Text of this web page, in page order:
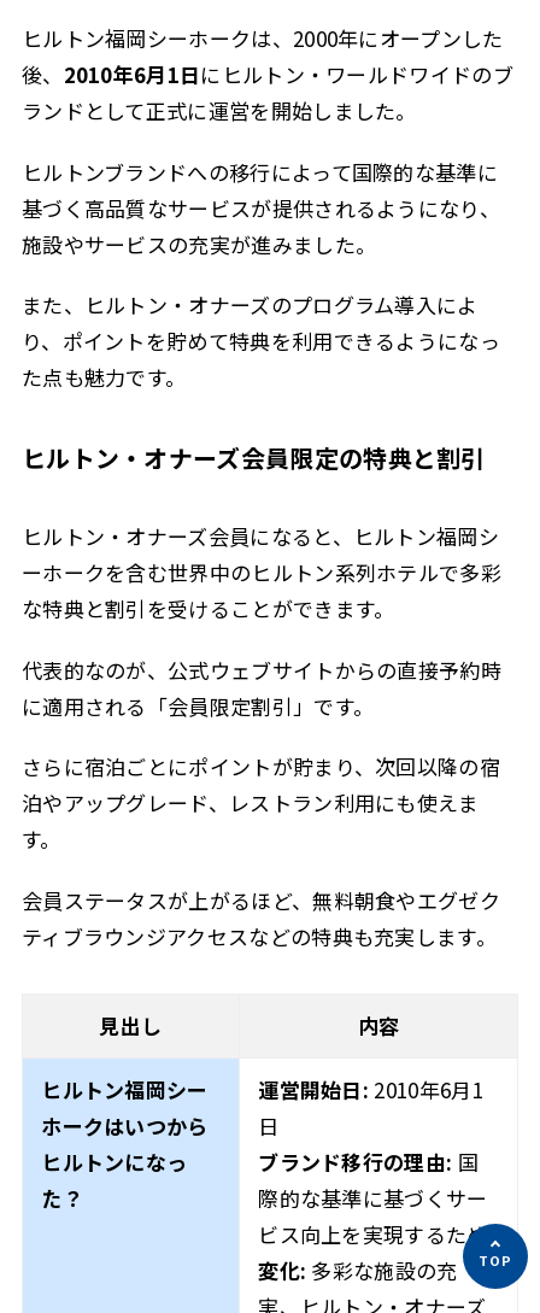
ヒルトン福岡シーホークは、2000年にオープンした
後、 2010年6月1日にヒルトン・ワールドワイドのブ
ランドとして正式に運営を開始しました。
ヒルトンブランドへの移行によって国際的な基準に
基づく高品質なサービスが提供されるようになり、
施設やサービスの充実が進みました。
また、ヒルトン・オナーズのプログラム導入によ
り、ポイントを貯めて特典を利用できるようになっ
た点も魅力です。
ヒルトン・オナーズ会員限定の特典と割引
ヒルトン・オナーズ会員になると、ヒルトン福岡シ
ーホークを含む世界中のヒルトン系列ホテルで多彩
な特典と割引を受けることができます。
代表的なのが、公式ウェブサイトからの直接予約時
に適用される「会員限定割引」です。
さらに宿泊ごとにポイントが貯まり、次回以降の宿
泊やアップグレード、レストラン利用にも使えま
す。
会員ステータスが上がるほど、無料朝食やエグゼク
ティブラウンジアクセスなどの特典も充実します。
見出し 内容
ヒルトン福岡シー
ホークはいつから
ヒルトンになっ
た？
運営開始日: 2010年6月1
日
ブランド移行の理由: 国
際的な基準に基づくサー
ビス向上を実現するため
変化: 多彩な施設の充
実、ヒルトン・オナーズ